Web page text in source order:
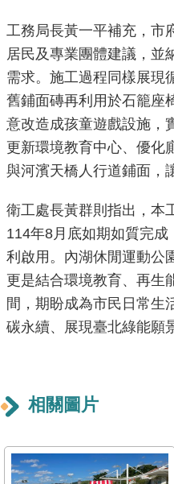
園
地
為
民
服
務
網
站
導
覽
回
首
頁
常
問
答
工務局長黃一平補充，市
居民及專業團體建議，並
需求。施工過程同樣展現
舊鋪面磚再利用於石籠座
意改造成孩童遊戲設施，
更新環境教育中心、優化
與河濱天橋人行道鋪面，
衛工處長黃群則指出，本
114年8月底如期如質完
利啟用。內湖休閒運動公
更是結合環境教育、再生
間，期盼成為市民日常生
碳永續、展現臺北綠能願
相關圖片